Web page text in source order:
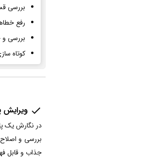
بررسی
رفع
بررسی و
کوتاه
ویرایش
در نگارش یک
بررسی و
جذاب و قابل